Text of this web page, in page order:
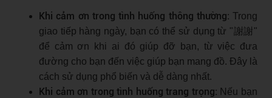
Khi cảm ơn trong tình huống thông thường: Trong
giao tiếp hàng ngày, bạn có thể sử dụng từ "謝謝"
để cảm ơn khi ai đó giúp đỡ bạn, từ việc đưa
đường cho bạn đến việc giúp bạn mang đồ. Đây là
cách sử dụng phổ biến và dễ dàng nhất.
Khi cảm ơn trong tình huống trang trọng: Nếu bạn